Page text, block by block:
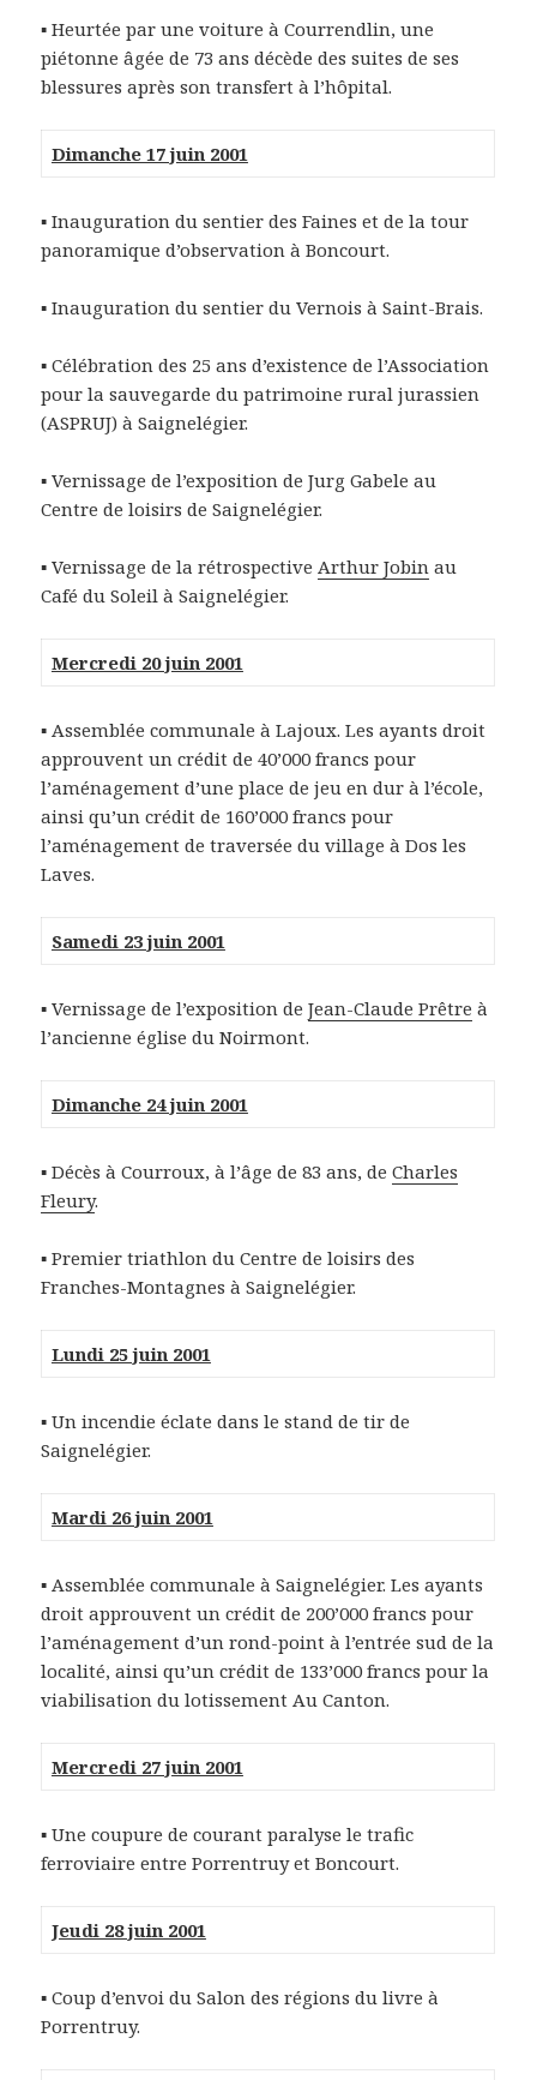
▪ Heurtée par une voiture à Courrendlin, une
piétonne âgée de 73 ans décède des suites de ses
blessures après son transfert à l’hôpital.
Dimanche 17 juin 2001
▪ Inauguration du sentier des Faines et de la tour
panoramique d’observation à Boncourt.
▪ Inauguration du sentier du Vernois à Saint-Brais.
▪ Célébration des 25 ans d’existence de l’Association
pour la sauvegarde du patrimoine rural jurassien
(ASPRUJ) à Saignelégier.
▪ Vernissage de l’exposition de Jurg Gabele au
Centre de loisirs de Saignelégier.
▪ Vernissage de la rétrospectiveArthur Jobin au
Café du Soleil à Saignelégier.
Mercredi 20 juin 2001
▪ Assemblée communale à Lajoux. Les ayants droit
approuvent un crédit de 40’000 francs pour
l’aménagement d’une place de jeu en dur à l’école,
ainsi qu’un crédit de 160’000 francs pour
l’aménagement de traversée du village à Dos les
Laves.
Samedi 23 juin 2001
▪ Vernissage de l’exposition deJean-Claude Prêtre à
l’ancienne église du Noirmont.
Dimanche 24 juin 2001
▪ Décès à Courroux, à l’âge de 83 ans, deCharles
Fleury.
▪ Premier triathlon du Centre de loisirs des
Franches-Montagnes à Saignelégier.
Lundi 25 juin 2001
▪ Un incendie éclate dans le stand de tir de
Saignelégier.
Mardi 26 juin 2001
▪ Assemblée communale à Saignelégier. Les ayants
droit approuvent un crédit de 200’000 francs pour
l’aménagement d’un rond-point à l’entrée sud de la
localité, ainsi qu’un crédit de 133’000 francs pour la
viabilisation du lotissement Au Canton.
Mercredi 27 juin 2001
▪ Une coupure de courant paralyse le trafic
ferroviaire entre Porrentruy et Boncourt.
Jeudi 28 juin 2001
▪ Coup d’envoi du Salon des régions du livre à
Porrentruy.